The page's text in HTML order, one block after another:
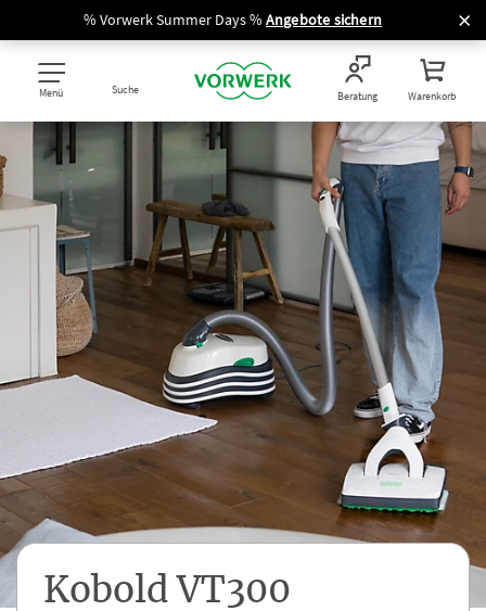
% Vorwerk Summer Days % Angebote sichern
Menü Suche Beratung Warenkorb
Kobold VT300